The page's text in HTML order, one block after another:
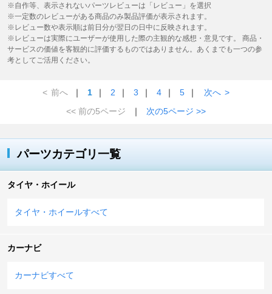
※自作等、表示されないパーツレビューは「レビュー」を選択
※一定数のレビューがある商品のみ製品評価が表示されます。
※レビュー数や表示順は前日分が翌日の日中に反映されます。
※レビューは実際にユーザーが使用した際の主観的な感想・意見です。 商品・
サービスの価値を客観的に評価するものではありません。あくまでも一つの参
考としてご活用ください。
< 前へ ｜ 1 ｜ 2 ｜ 3 ｜ 4 ｜ 5 ｜ 次へ >
<< 前の5ページ
｜ 次の5ページ >>
パーツカテゴリ一覧
タイヤ・ホイール
タイヤ・ホイールすべて
カーナビ
カーナビすべて